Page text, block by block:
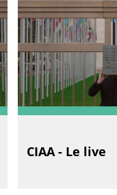
CIAA - Le live